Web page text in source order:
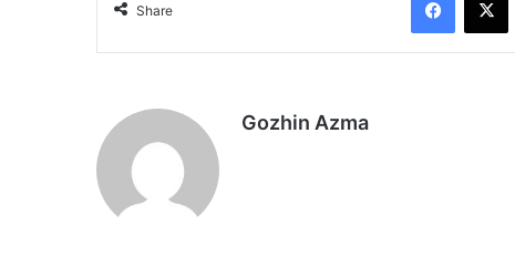
Share
Gozhin Azma